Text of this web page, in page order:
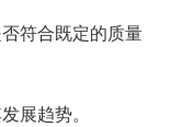
符合既定的质量
展趋势。